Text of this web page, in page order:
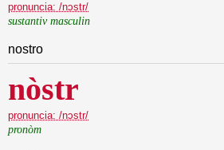
pronuncia: /nɔstr/
sustantiv masculin
nostro
nòstr
pronuncia: /nɔstr/
pronòm